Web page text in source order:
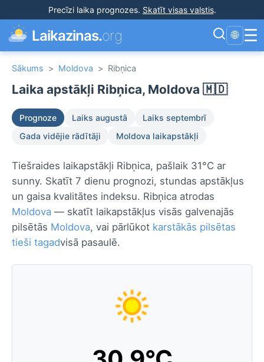
Precīzi laika prognozes. Skatīt visas valstis.
Laikazinas.org 🌐 ☰
Sākums > Moldova > Ribņica
Laika apstākļi Ribņica, Moldova 🇲🇩
Prognoze Laiks augustā
Laiks septembrī
Gada vidējie rādītāji
Moldova laikapstākļi
Tiešraides laikapstākļi Ribņica, pašlaik 31°C ar
sunny. Skatīt 7 dienu prognozi, stundas apstākļus
un gaisa kvalitātes indeksu. Ribņica atrodas
Moldova — skatīt laikapstākļus visās galvenajās
pilsētās Moldova, vai pārlūkot karstākās pilsētas
tieši tagadvisā pasaulē.